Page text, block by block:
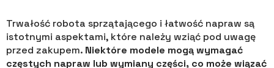
Trwałość robota sprzątającego i łatwość napraw są
istotnymi aspektami, które należy wziąć pod uwagę
przed zakupem. Niektóre modele mogą wymagać
częstych napraw lub wymiany części, co może wiązać